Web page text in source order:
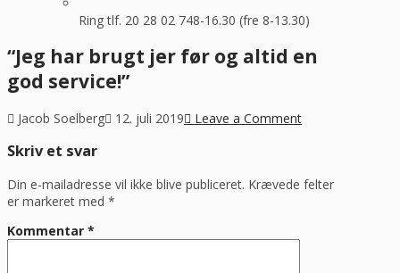
Ring tlf. 20 28 02 748-16.30 (fre 8-13.30)
“Jeg har brugt jer før og altid en
god service!”
Jacob Soelberg 12. juli 2019 Leave a Comment
Skriv et svar
Din e-mailadresse vil ikke blive publiceret. Krævede felter
er markeret med *
Kommentar *